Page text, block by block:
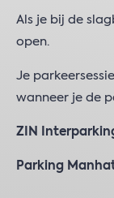
Als je bij de
open.
Je
wanneer je de
ZIN
Parking